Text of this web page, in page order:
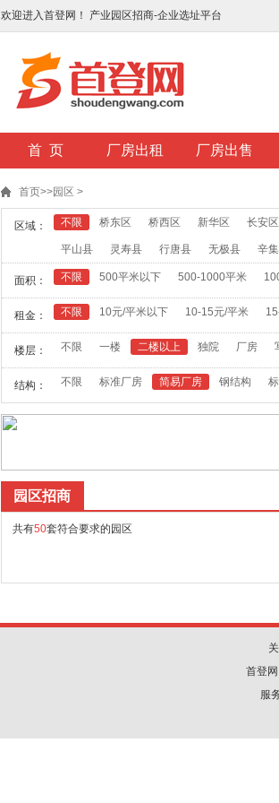
欢迎进入首登网！ 产业园区招商-企业选址平台
首 页 厂房出租 厂房出售
首页>>园区 >
区域： 不限 桥东区 桥西区 新华区 长安区
平山县 灵寿县 行唐县 无极县 辛
面积： 不限 500平米以下 500-1000平米
租金： 不限 10元/平米以下 10-15元/平米
楼层： 不限 一楼 二楼以上 独院 厂房
结构： 不限 标准厂房 简易厂房 钢结构
园区招商
共有50套符合要求的园区
首登
服